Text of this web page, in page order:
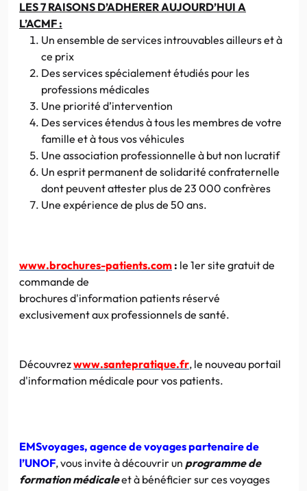
LES 7 RAISONS D’ADHERER AUJOURD’HUI A
L’ACMF :
Un ensemble de services introuvables ailleurs et à
ce prix
Des services spécialement étudiés pour les
professions médicales
Une priorité d’intervention
Des services étendus à tous les membres de votre
famille et à tous vos véhicules
Une association professionnelle à but non lucratif
Un esprit permanent de solidarité confraternelle
dont peuvent attester plus de 23 000 confrères
Une expérience de plus de 50 ans.
www.brochures-patients.com : le 1er site gratuit de
commande de
brochures d'information patients réservé
exclusivement aux professionnels de santé.
Découvrezwww.santepratique.fr, le nouveau portail
d'information médicale pour vos patients.
EMSvoyages, agence de voyages partenaire de
l’UNOF, vous invite à découvrir un programme de
formation médicaleet à bénéficier sur ces voyages